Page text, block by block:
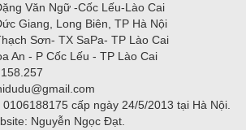
Văn Ngữ -Cốc Lếu-Lào Cai
Giang, Long Biên, TP Hà Nội
Sơn- TX SaPa- TP Lào Cai
An - P Cốc Lếu - TP Lào Cai
cấp ngày 24/5/2013 tại Hà Nội.
Nguyễn Ngọc Đạt.